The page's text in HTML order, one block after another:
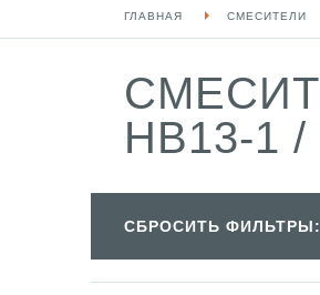
ГЛАВНАЯ СМЕСИТЕЛИ
HB13-1 /
СБРОСИТЬ ФИЛЬТРЫ: